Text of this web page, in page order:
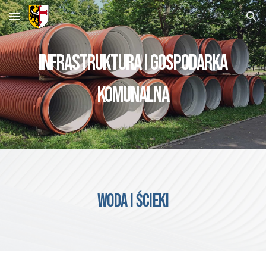
Skip to main content Skip to navigation
INFRASTRUKTURA I GOSPODARKA
KOMUNALNA
WODA I ŚCIEKI